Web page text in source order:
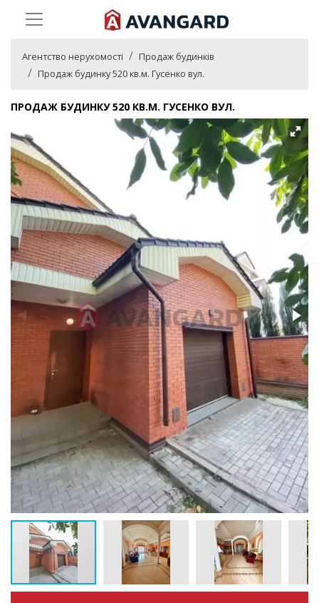
Агентство нерухомості
Продаж будинків
Продаж будинку 520 кв.м. Гусенко вул.
ПРОДАЖ БУДИНКУ 520 КВ.М. ГУСЕНКО ВУЛ.